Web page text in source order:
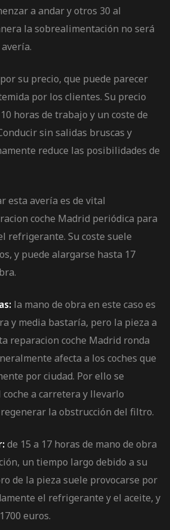
a andar y otros 30 al
la sobrealimentación no será
por su precio, que puede parecer
por los clientes. Su precio
horas de trabajo y un coste de
sin salidas bruscas y
reduce las posibilidades de
esta avería es de vital
coche Madrid periódica para
refrigerante. Su coste suele
y puede alargarse hasta 17
la mano de obra en este caso es
y media bastaría, pero la pieza a
reparacion coche Madrid ronda
afecta a los coches que
por ciudad. Por ello se
coche a carretera y llevarlo
la obstrucción del filtro.
de 15 a 17 horas de mano de obra
un tiempo largo debido a su
de la pieza suele provocarse por
el refrigerante y el aceite, y
euros.